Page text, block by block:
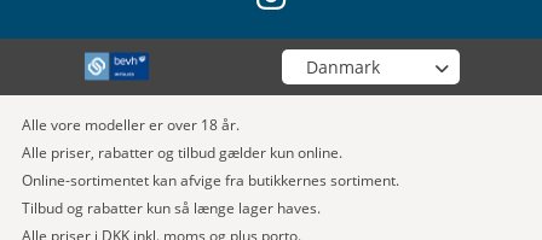
Vælg din butik
Alle vore modeller er over 18 år.
Alle priser, rabatter og tilbud gælder kun online.
Online-sortimentet kan afvige fra butikkernes sortiment.
Tilbud og rabatter kun så længe lager haves.
Alle priser i DKK inkl. moms og plus porto.